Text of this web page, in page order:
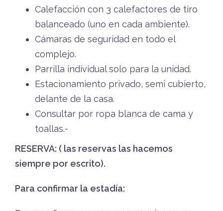
Calefacción con 3 calefactores de tiro
balanceado (uno en cada ambiente).
Cámaras de seguridad en todo el
complejo.
Parrilla individual solo para la unidad.
Estacionamiento privado, semi cubierto,
delante de la casa.
Consultar por ropa blanca de cama y
toallas.-
RESERVA: ( las reservas las hacemos
siempre por escrito).
Para confirmar la estadía: